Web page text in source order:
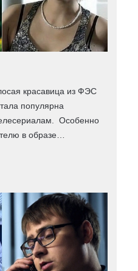
красавица из ФЭС
популярна
Особенно
в образе…